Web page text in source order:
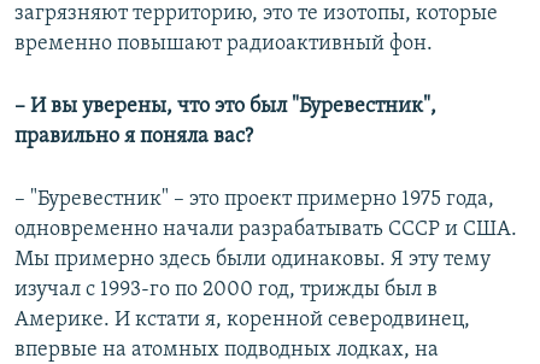
загрязняют территорию, это те изотопы, которые
временно повышают радиоактивный фон.
– И вы уверены, что это был "Буревестник",
правильно я поняла вас?
– "Буревестник" – это проект примерно 1975 года,
одновременно начали разрабатывать СССР и США.
Мы примерно здесь были одинаковы. Я эту тему
изучал с 1993-го по 2000 год, трижды был в
Америке. И кстати я, коренной северодвинец,
впервые на атомных подводных лодках, на